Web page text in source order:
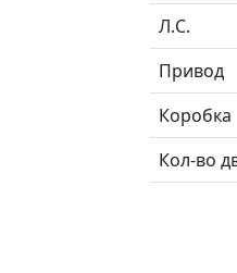
Л.C.
Привод
Коробка
Кол-во